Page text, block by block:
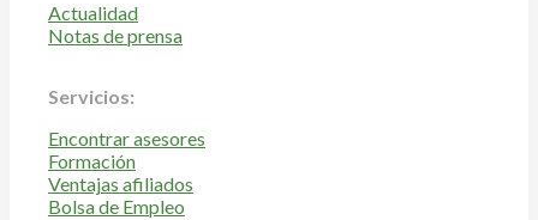
Actualidad
Notas de prensa
Servicios:
Encontrar asesores
Formación
Ventajas afiliados
Bolsa de Empleo